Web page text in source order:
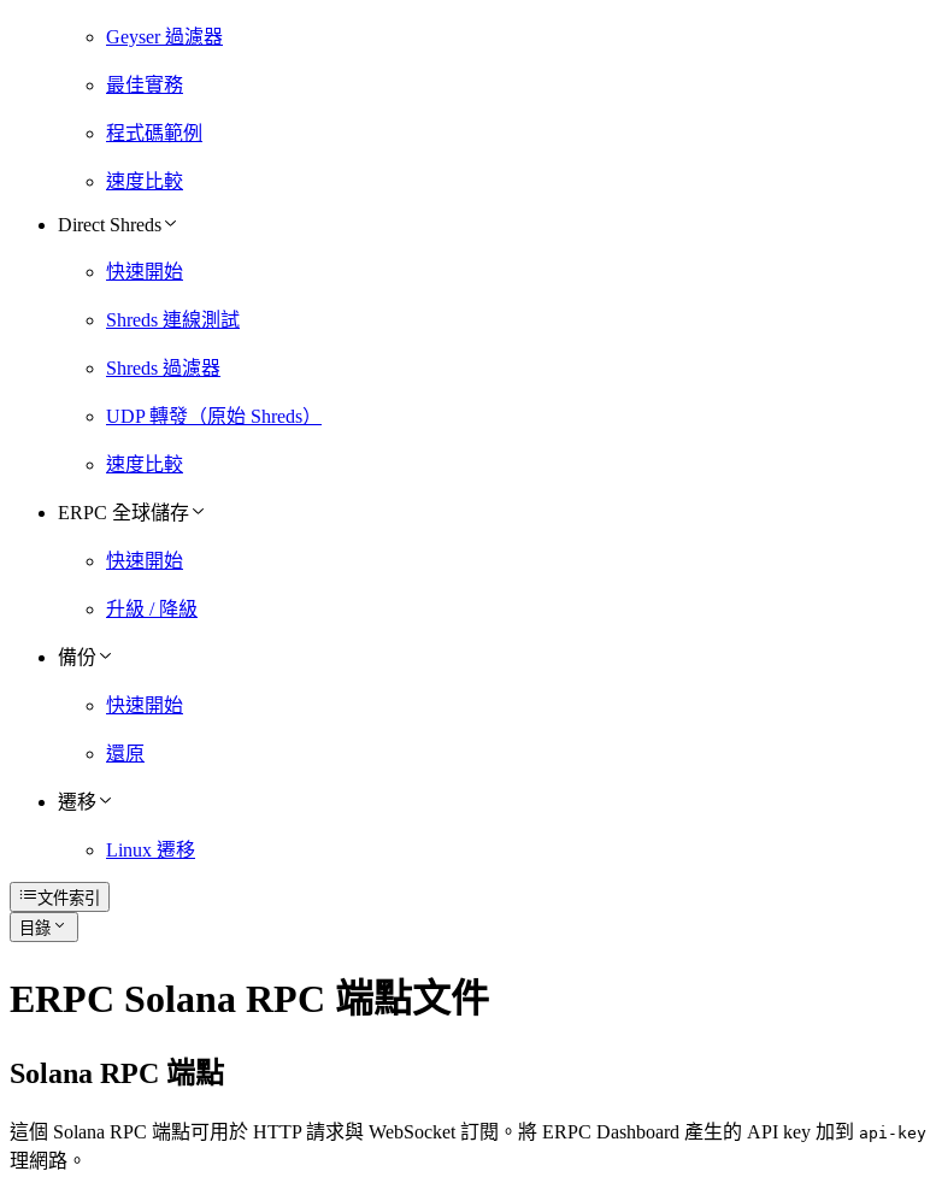
Geyser 過濾器
最佳實務
程式碼範例
速度比較
Direct Shreds
快速開始
Shreds 連線測試
Shreds 過濾器
UDP 轉發（原始 Shreds）
速度比較
ERPC 全球儲存
快速開始
升級 / 降級
備份
快速開始
還原
遷移
Linux 遷移
文件索引
目錄
ERPC Solana RPC 端點文件
Solana RPC 端點
這個 Solana RPC 端點可用於 HTTP 請求與 WebSocket 訂閱。將 ERPC Dashboard 產生的 API key 加到 api-key
理網路。